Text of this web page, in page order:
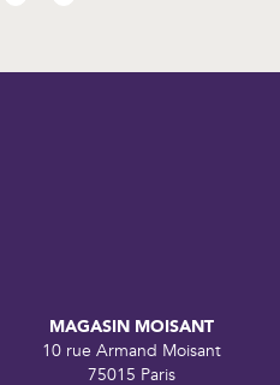
MAGASIN MOISANT
10 rue Armand Moisant
75015 Paris